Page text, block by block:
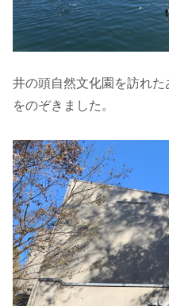
井の頭自然文化園を訪れ
をのぞきました。